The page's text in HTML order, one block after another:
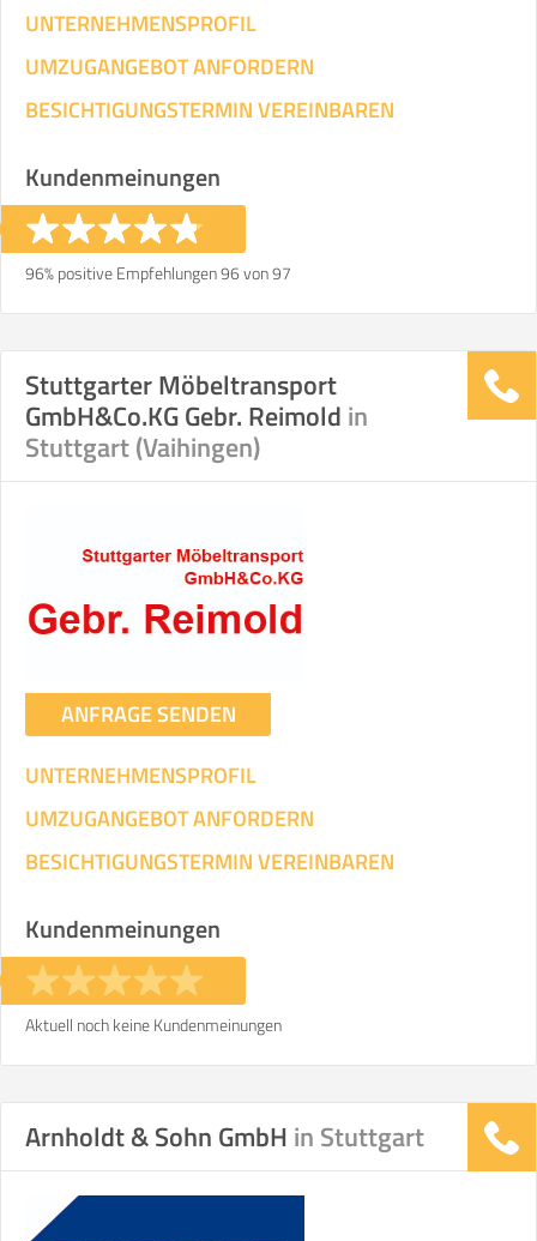
UNTERNEHMENSPROFIL
UMZUGANGEBOT ANFORDERN
BESICHTIGUNGSTERMIN VEREINBAREN
Kundenmeinungen
96% positive Empfehlungen 96 von 97
Stuttgarter Möbeltransport
GmbH&Co.KG Gebr. Reimold in
Stuttgart (Vaihingen)
ANFRAGE SENDEN
UNTERNEHMENSPROFIL
UMZUGANGEBOT ANFORDERN
BESICHTIGUNGSTERMIN VEREINBAREN
Kundenmeinungen
Aktuell noch keine Kundenmeinungen
Arnholdt & Sohn GmbH in Stuttgart